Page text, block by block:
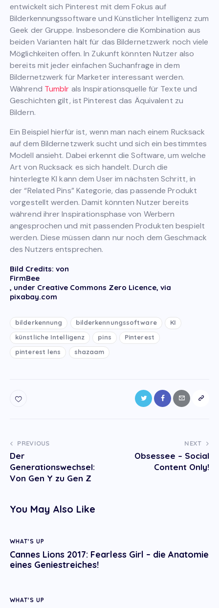
entwickelt sich Pinterest mit dem Fokus auf
Bilderkennungssoftware und Künstlicher Intelligenz zum
Geek der Gruppe. Insbesondere die Kombination aus
beiden Varianten hält für das Bildernetzwerk noch viele
Möglichkeiten offen. In Zukunft könnten Nutzer also
bereits mit jeder einfachen Suchanfrage in dem
Bildernetzwerk für Marketer interessant werden.
Während Tumblr als Inspirationsquelle für Texte und
Geschichten gilt, ist Pinterest das Äquivalent zu
Bildern.
Ein Beispiel hierfür ist, wenn man nach einem Rucksack
auf dem Bildernetzwerk sucht und sich ein bestimmtes
Modell ansieht. Dabei erkennt die Software, um welche
Art von Rucksack es sich handelt. Durch die
hinterlegte KI kann dem User im nächsten Schritt, in
der “Related Pins” Kategorie, das passende Produkt
vorgestellt werden. Damit könnten Nutzer bereits
während ihrer Inspirationsphase von Werbern
angesprochen und mit passenden Produkten bespielt
werden. Diese müssen dann nur noch dem Geschmack
des Nutzers entsprechen.
Bild Credits: von
FirmBee
, under Creative Commons Zero Licence, via
pixabay.com
bilderkennung bilderkennungssoftware
KI
künstliche Intelligenz
pins
Pinterest
pinterest lens
shazaam
Post
navigation
PREVIOUS
Der
Generationswechsel:
Von Gen Y zu Gen Z
NEXT
Obsessee – Social
Content Only!
You May Also Like
WHAT'S UP
Cannes Lions 2017: Fearless Girl – die Anatomie
eines Geniestreiches!
WHAT'S UP